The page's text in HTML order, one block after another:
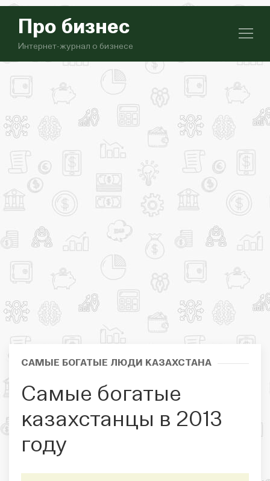
Про бизнес
Интернет-журнал о бизнесе
САМЫЕ БОГАТЫЕ ЛЮДИ КАЗАХСТАНА
Самые богатые
казахстанцы в 2013
году